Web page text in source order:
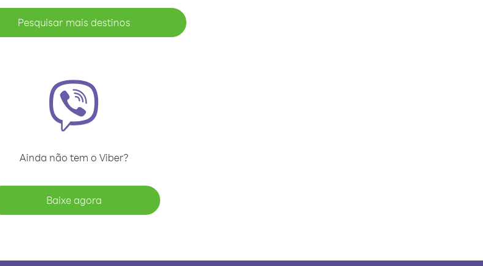
Pesquisar mais destinos
Ainda não tem o Viber?
Baixe agora